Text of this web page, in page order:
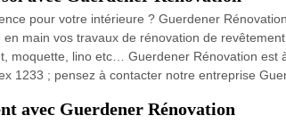
pour votre intérieure ? Guerdener
main vos travaux de rénovation de
moquette, lino etc… Guerdener Rénovation
1233 ; pensez à contacter notre entreprise
avec Guerdener Rénovation